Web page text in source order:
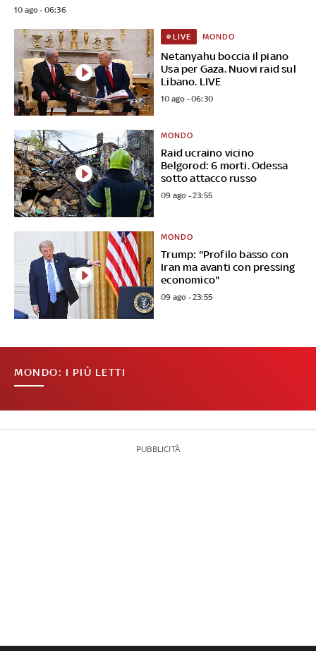
10 ago - 06:36
Netanyahu boccia il piano
Usa per Gaza. Nuovi raid sul
Libano. LIVE
LIVE MONDO
10 ago - 06:30
Raid ucraino vicino
Belgorod: 6 morti. Odessa
sotto attacco russo
MONDO
09 ago - 23:55
Trump: "Profilo basso con
Iran ma avanti con pressing
economico"
MONDO
09 ago - 23:55
MONDO: I PIÙ LETTI
PUBBLICITÀ